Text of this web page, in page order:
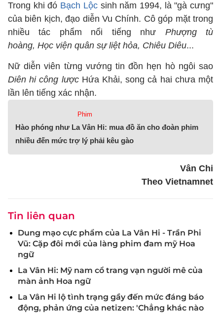
Trong khi đó Bạch Lộcsinh năm 1994, là "gà cưng"
của biên kịch, đạo diễn Vu Chính. Cô góp mặt trong
nhiều tác phẩm nổi tiếng như Phượng tù
hoàng, Học viện quân sự liệt hỏa, Chiêu Diêu...
Nữ diễn viên từng vướng tin đồn hẹn hò ngôi sao
Diên hi công lượcHứa Khải, song cả hai chưa một
lần lên tiếng xác nhận.
Phim
Hào phóng như La Vân Hi: mua đồ ăn cho đoàn phim
nhiều đến mức trợ lý phải kêu gào
Vân Chi
Theo Vietnamnet
Tin liên quan
Dung mạo cực phẩm của La Vân Hi - Trần Phi
Vũ: Cặp đôi mới của làng phim đam mỹ Hoa
ngữ
La Vân Hi: Mỹ nam cổ trang vạn người mê của
màn ảnh Hoa ngữ
La Vân Hi lộ tình trạng gầy đến mức đáng báo
động, phản ứng của netizen: 'Chẳng khác nào